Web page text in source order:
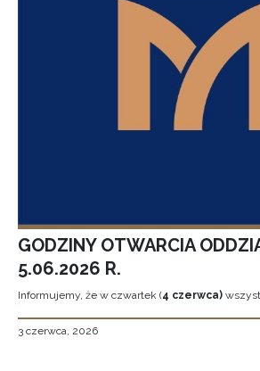
GODZINY OTWARCIA
5.06.2026 R.
Informujemy, że w czwartek (4 czerwca)
3 czerwca, 2026